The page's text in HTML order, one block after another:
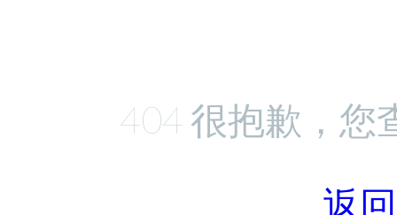
404 很抱歉，您
返